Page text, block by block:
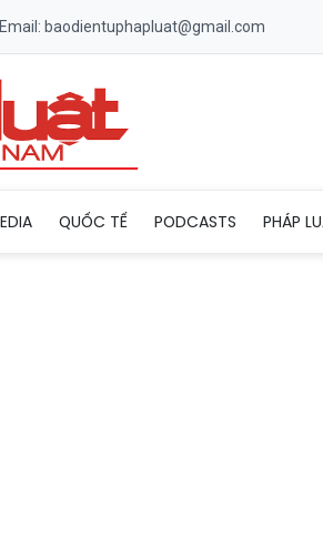
Email: baodientuphapluat@gmail.com
QUỐC TẾ PODCASTS PHÁP